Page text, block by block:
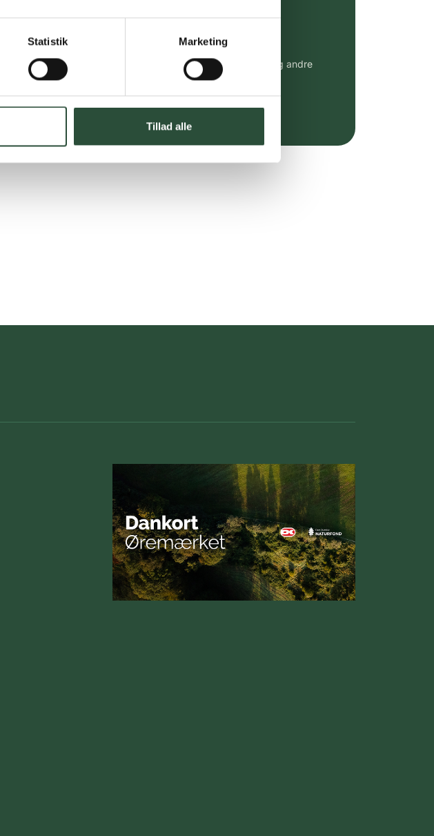
Statistik Marketing
Tillad alle
Stort udvalg af kendte produkter
Vi tilbyder et stort udvalg af kendte cremer, vitaminer og andre
spændende produkter – altid til fast lav pris.
Læs mere om Uglecare.dk her